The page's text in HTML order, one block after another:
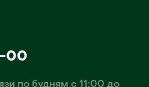
00
по будням с 11:00 до